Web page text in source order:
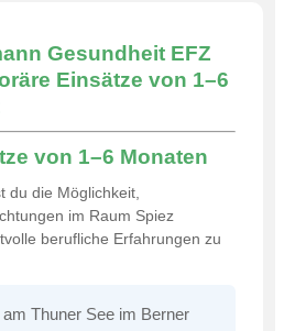
Gesundheit EFZ
Einsätze von 1–6
von 1–6 Monaten
du die Möglichkeit,
im Raum Spiez
berufliche Erfahrungen zu
Thuner See im Berner